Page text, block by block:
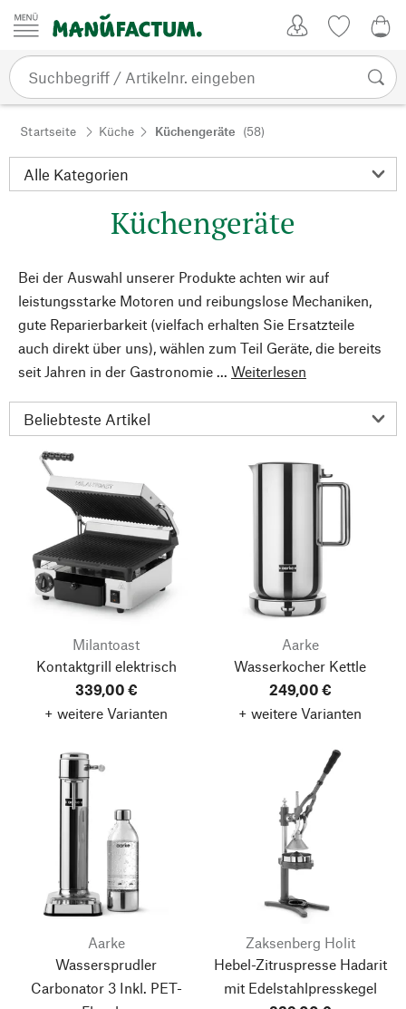
Zum Inhalt springen
Startseite Küche Küchengeräte (58)
Küchengeräte
Bei der Auswahl unserer Produkte achten wir auf
leistungsstarke Motoren und reibungslose Mechaniken,
gute Reparierbarkeit (vielfach erhalten Sie Ersatzteile
auch direkt über uns), wählen zum Teil Geräte, die bereits
seit Jahren in der Gastronomie ... Weiterlesen
Milantoast
Kontaktgrill elektrisch
339,00 €
+ weitere Varianten
Aarke
Wasserkocher Kettle
249,00 €
+ weitere Varianten
Aarke
Wassersprudler
Carbonator 3Inkl. PET-
Zaksenberg Holit
Hebel-Zitruspresse Hadarit
mit Edelstahlpresskegel